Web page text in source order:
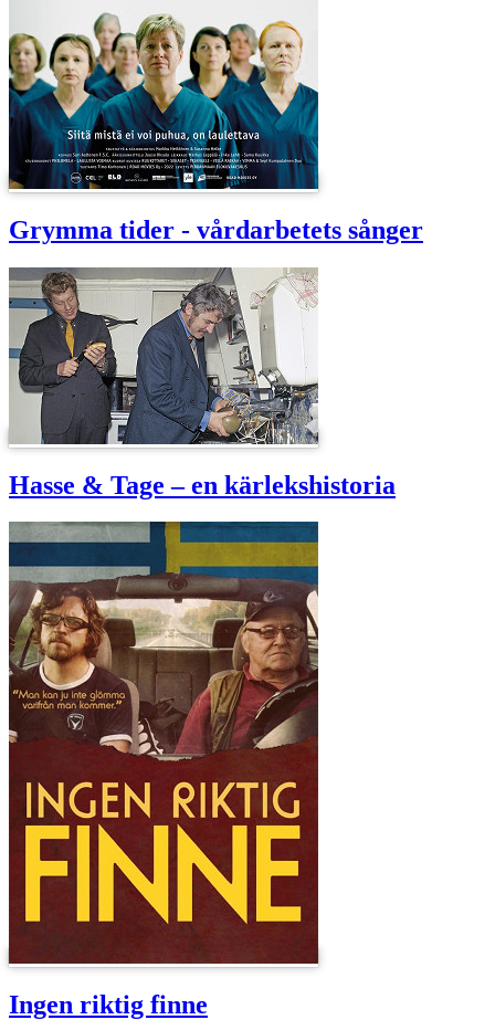
Grymma tider - vårdarbetets sånger
Hasse & Tage – en kärlekshistoria
Ingen riktig finne